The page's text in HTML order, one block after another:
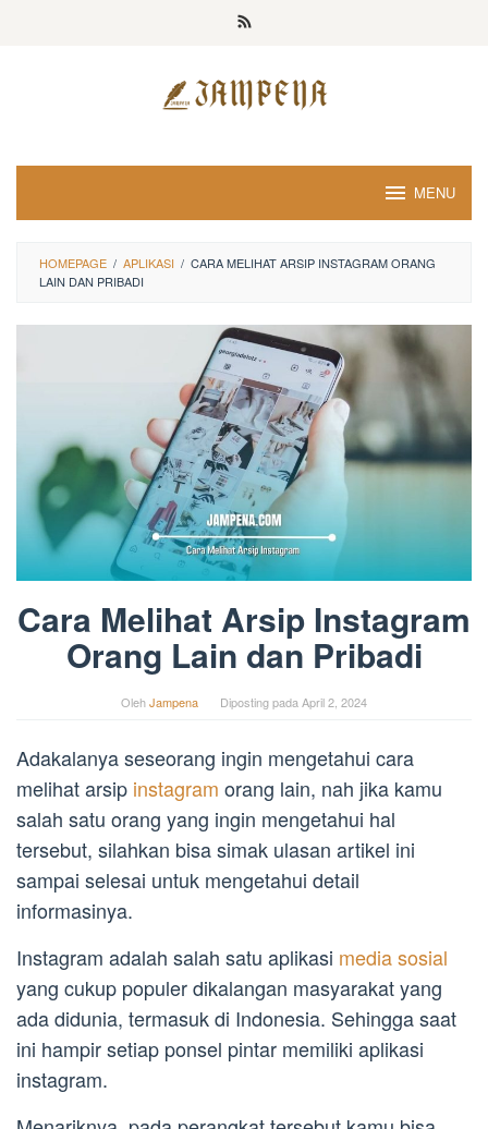
MENU
HOMEPAGE / APLIKASI / CARA MELIHAT ARSIP INSTAGRAM ORANG
LAIN DAN PRIBADI
Cara Melihat Arsip Instagram
Orang Lain dan Pribadi
OlehJampena Diposting pada April 2, 2024
Adakalanya seseorang ingin mengetahui cara
melihat arsip instagram orang lain, nah jika kamu
salah satu orang yang ingin mengetahui hal
tersebut, silahkan bisa simak ulasan artikel ini
sampai selesai untuk mengetahui detail
informasinya.
Instagram adalah salah satu aplikasi media sosial
yang cukup populer dikalangan masyarakat yang
ada didunia, termasuk di Indonesia. Sehingga saat
ini hampir setiap ponsel pintar memiliki aplikasi
instagram.